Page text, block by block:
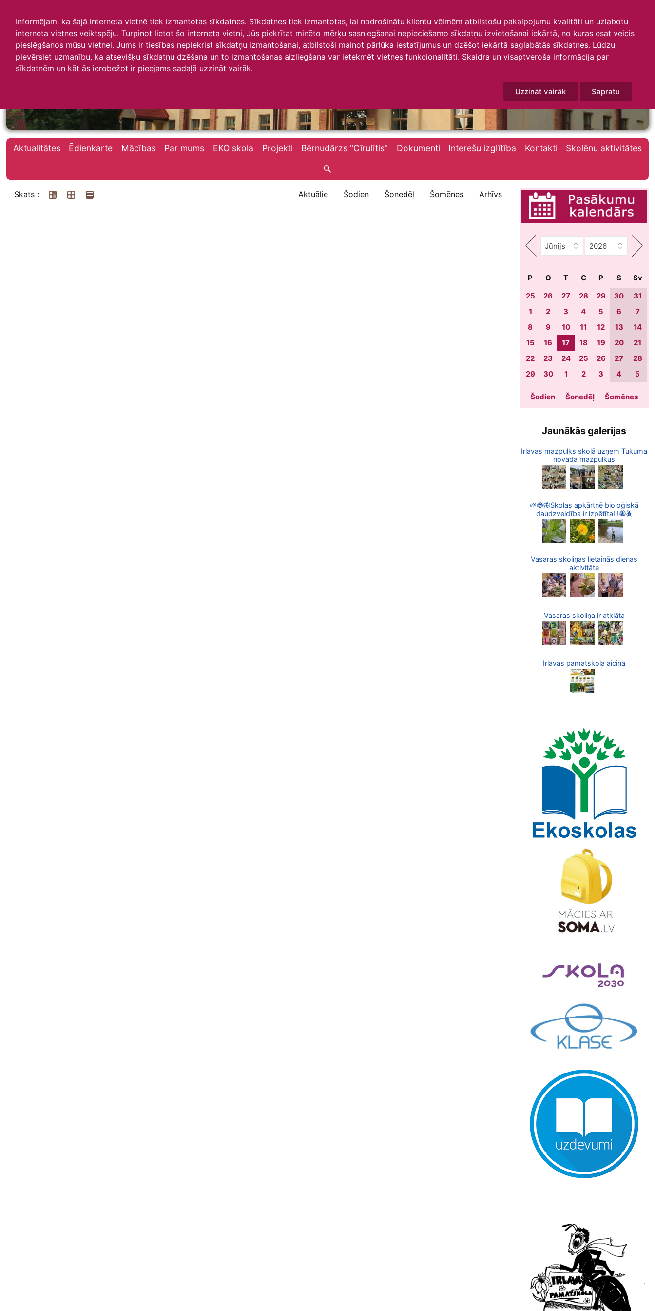
Informējam, ka šajā interneta vietnē tiek izmantotas sīkdatnes. Sīkdatnes tiek izmantotas, lai nodrošinātu klientu vēlmēm atbilstošu pakalpojumu kvalitāti un uzlabotu
interneta vietnes veiktspēju. Turpinot lietot šo interneta vietni, Jūs piekrītat minēto mērķu sasniegšanai nepieciešamo sīkdatņu izvietošanai iekārtā, no kuras esat veicis
pieslēgšanos mūsu vietnei. Jums ir tiesības nepiekrist sīkdatņu izmantošanai, atbilstoši mainot pārlūka iestatījumus un dzēšot iekārtā saglabātās sīkdatnes. Lūdzu
pievērsiet uzmanību, ka atsevišķu sīkdatņu dzēšana un to izmantošanas aizliegšana var ietekmēt vietnes funkcionalitāti. Skaidra un visaptveroša informācija par
sīkdatnēm un kāt ās ierobežot ir pieejams sadaļā uzzināt vairāk.
Uzzināt vairāk Sapratu
Irlavas skola
Aktualitātes Ēdienkarte Mācības Par mums EKO skola Projekti Bērnudārzs "Cīrulītis" Dokumenti Interešu izglītība Kontakti Skolēnu aktivitātes
Skats : Aktuālie Šodien Šonedēļ Šomēnes Arhīvs
P O T C P S
Sv
25
26 27 28 29 30
31
1
2 3 4 5 6
7
8
9 10 11 12 13
14
15
16 17 18 19 20
21
22
23 24 25 26 27
28
29
30 1 2 3 4 5
Šodien Šonedēļ Šomēnes
Jaunākās galerijas
Irlavas mazpulks skolā uzņem Tukuma
novada mazpulkus
🌱🐞🦋Skolas apkārtnē bioloģiskā
daudzveidība ir izpētīta!!!🐝🪲
Vasaras skoliņas lietainās dienas
aktivitāte
Vasaras skoliņa ir atklāta
Irlavas pamatskola aicina